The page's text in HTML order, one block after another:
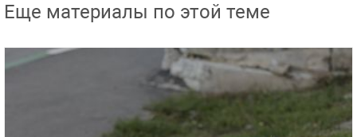
Еще материалы по этой теме